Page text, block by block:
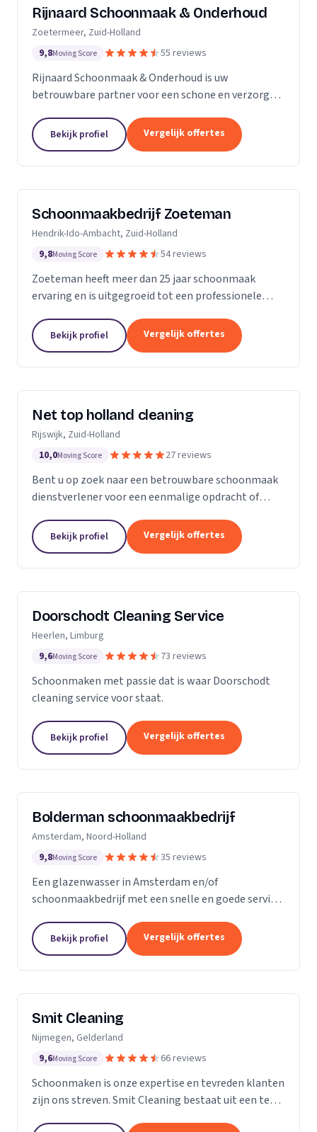
Rijnaard Schoonmaak & Onderhoud
Zoetermeer, Zuid-Holland
9,8Moving Score 55 reviews
Rijnaard Schoonmaak & Onderhoud is uw
betrouwbare partner voor een schone en verzorgde
goed georganiseerd schoonmaakbedrijf uit
Zoetermeer, bieden wij...
Bekijk profiel Vergelijk offertes
Schoonmaakbedrijf Zoeteman
Hendrik-Ido-Ambacht, Zuid-Holland
9,8Moving Score 54 reviews
Zoeteman heeft meer dan 25 jaar schoonmaak
ervaring en is uitgegroeid tot een professionele
medewerkers zijn we actief in de regio Rotterdam,...
Bekijk profiel Vergelijk offertes
Net top holland cleaning
Rijswijk, Zuid-Holland
10,0Moving Score 27 reviews
Bent u op zoek naar een betrouwbare schoonmaak
dienstverlener voor een eenmalige opdracht of
groeiende onderneming die zich uit wilt breiden in
het vak.
Bekijk profiel Vergelijk offertes
Doorschodt Cleaning Service
Heerlen, Limburg
9,6Moving Score 73 reviews
Schoonmaken met passie dat is waar Doorschodt
cleaning service voor staat.
Bekijk profiel Vergelijk offertes
Bolderman schoonmaakbedrijf
Amsterdam, Noord-Holland
9,8Moving Score 35 reviews
Een glazenwasser in Amsterdam en/of
schoonmaakbedrijf met een snelle en goede service
schoonmaakmedewerkers zijn actief in héél
Amsterdam en ontzorgen u met...
Bekijk profiel Vergelijk offertes
Smit Cleaning
Nijmegen, Gelderland
9,6Moving Score 66 reviews
Schoonmaken is onze expertise en tevreden klanten
zijn ons streven. Smit Cleaning bestaat uit een team